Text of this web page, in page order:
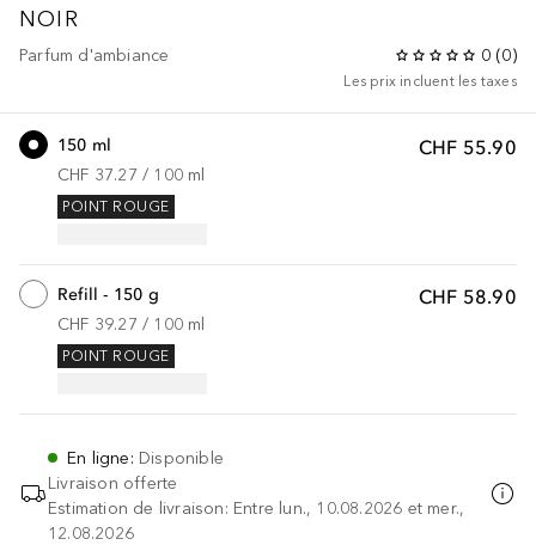
NOIR
Parfum d'ambiance 0 (0)
Les prix incluent les taxes
CHF 55.90
150 ml
CHF 37.27 / 100 ml
POINT ROUGE
CHF 58.90
Refill - 150 g
CHF 39.27 / 100 ml
POINT ROUGE
En ligne: Disponible
Livraison offerte
Estimation de livraison: Entre lun., 10.08.2026 et mer.,
12.08.2026